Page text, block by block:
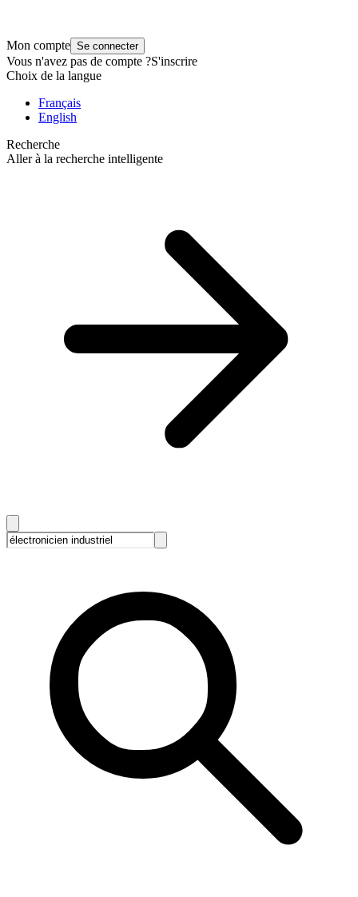
Mon compte Se connecter
Vous n'avez pas de compte ?S'inscrire
Choix de la langue
Français
English
Recherche
Aller à la recherche intelligente